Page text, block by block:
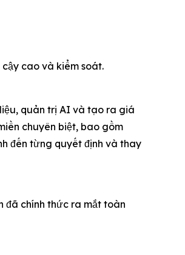
cao và kiểm soát.
quản trị AI và tạo ra giá
chuyên biệt, bao gồm
đến từng quyết định và thay
đã chính thức ra mắt toàn